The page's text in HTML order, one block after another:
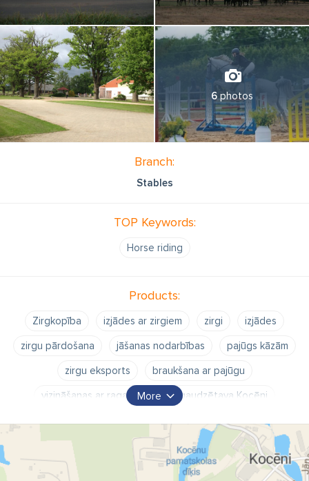
6photos
Branch:
Stables
TOP Keywords:
Horse riding
Products:
Zirgkopība izjādes ar zirgiem zirgi
izjādes
zirgu pārdošana
jāšanas nodarbības
pajūgs kāzām
zirgu eksports
braukšana ar pajūgu
vizināšanas ar ragavām
Zirgaudzētava Kocēni
Kocēnu zirgaudzētava
zirgaudzētava Kocēni sia adrese
More